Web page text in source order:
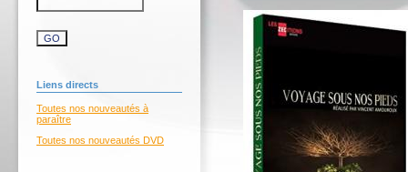
Liens directs
Toutes nos nouveautés à
paraître
Toutes nos nouveautés DVD